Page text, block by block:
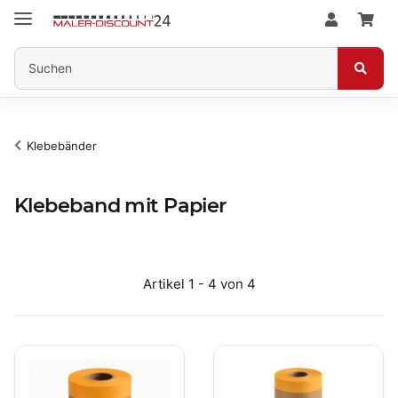
Klebebänder
Klebeband mit Papier
Artikel 1 - 4 von 4